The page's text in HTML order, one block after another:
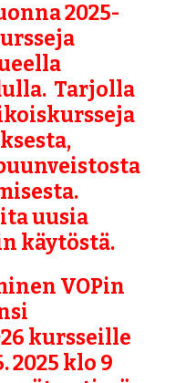
2025-
Tarjolla
uusia
käytöstä.
VOPin
kursseille
2025 klo 9